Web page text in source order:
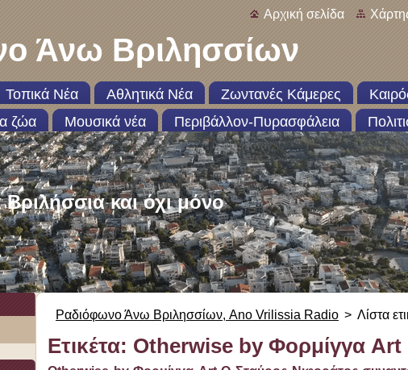
Αρχική σελίδα
Άνω Βριλησσίων
Τοπικά Νέα Αθλητικά Νέα Ζωντανές Κάμερες
ζώα
Μουσικά νέα Περιβάλλον-Πυρασφάλεια
Βριλήσσια και όχι μόνο
Ραδιόφωνο Άνω Βριλησσίων, Ano Vrilissia Radio > Λίστα
Ετικέτα: Otherwise by Φορμίγγα Art